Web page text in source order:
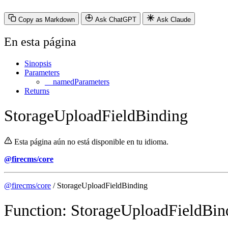
Copy as Markdown Ask ChatGPT Ask Claude
En esta página
Sinopsis
Parameters
__namedParameters
Returns
StorageUploadFieldBinding
Esta página aún no está disponible en tu idioma.
@firecms/core
@firecms/core / StorageUploadFieldBinding
Function: